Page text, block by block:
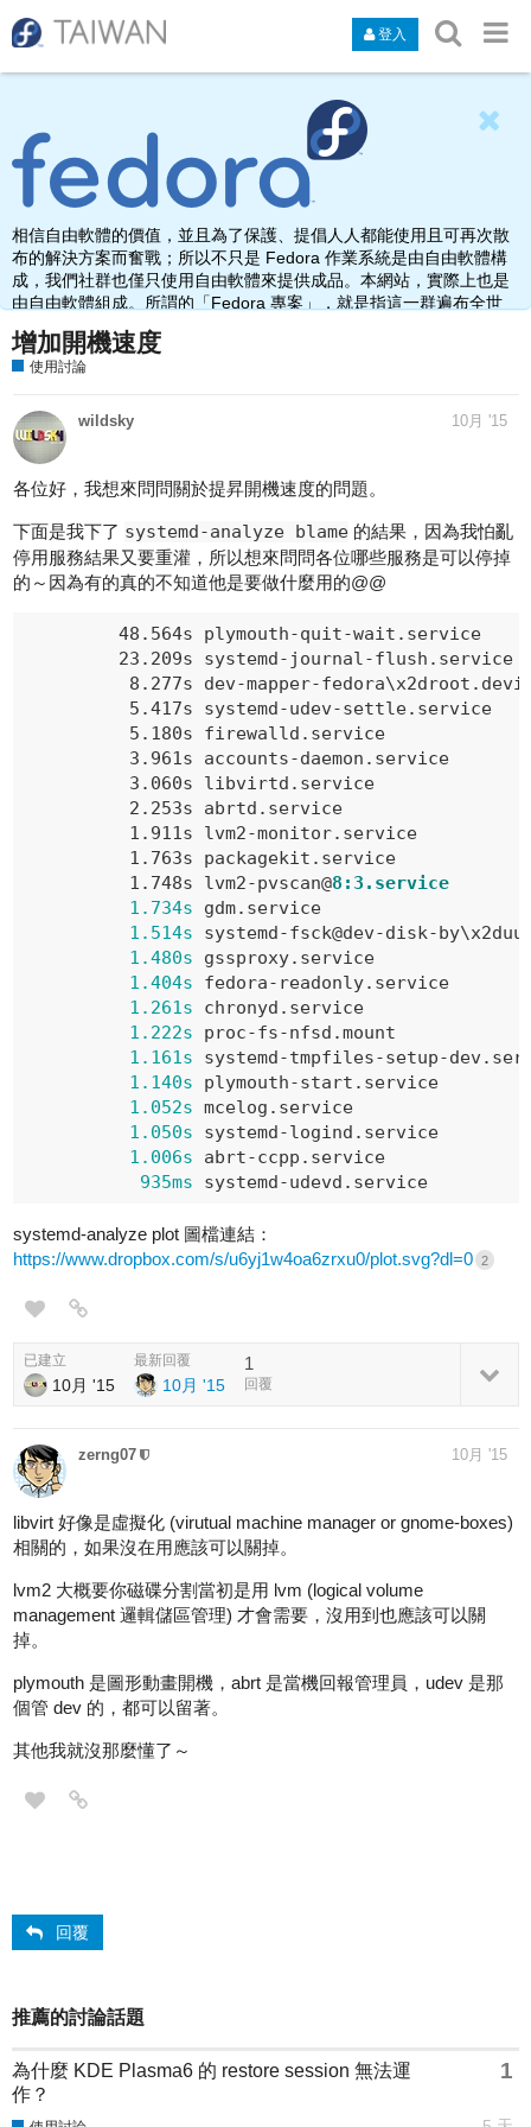
登入
相信自由軟體的價值，並且為了保護、提倡人人都能使用且可再次散
布的解決方案而奮戰；所以不只是 Fedora 作業系統是由自由軟體構
成，我們社群也僅只使用自由軟體來提供成品。本網站，實際上也是
由自由軟體組成。所謂的「Fedora 專案」，就是指這一群遍布全世
界，由於熱愛、使用、打造自由軟體而聚集在此之人的名稱。
增加開機速度
使用討論
wildsky 10月 '15
各位好，我想來問問關於提昇開機速度的問題。
下面是我下了 systemd-analyze blame 的結果，因為我怕亂
停用服務結果又要重灌，所以想來問問各位哪些服務是可以停掉
的～因為有的真的不知道他是要做什麼用的@@
         48
.564s plymouth-quit-wait .service
         23
.209s systemd-journal-flush .service
          8
.277s dev-mapper-fedora\x2droot
          5
.417s systemd-udev-settle.service
          5
.180s firewalld .service
          3
.961s accounts-daemon .service
          3
.060s libvirtd .service
          2
.253s abrtd .service
          1
.911s lvm2-monitor.service
          1
.763s packagekit .service
          1
.748s lvm2-pvscan@8:3.service
1.734s gdm.service
1.514s systemd-fsck@dev-disk-
1.480s gssproxy.service
1.404s fedora-readonly.service
1.261s chronyd.service
1.222s proc-fs-nfsd.mount
1.161s systemd-tmpfiles-setup-
1.140s plymouth-start.service
1.052s mcelog.service
1.050s systemd-logind.service
1.006s abrt-ccpp.service
935ms systemd-udevd.service
systemd-analyze plot 圖檔連結：
https://www.dropbox.com/s/u6yj1w4oa6zrxu0/plot.svg?dl=0 2
已建立
10月 '15
最新回覆
10月 '15
1
回覆
zerng07 10月 '15
libvirt 好像是虛擬化 (virutual machine manager or gnome-boxes)
相關的，如果沒在用應該可以關掉。
lvm2 大概要你磁碟分割當初是用 lvm (logical volume
management 邏輯儲區管理) 才會需要，沒用到也應該可以關
掉。
plymouth 是圖形動畫開機，abrt 是當機回報管理員，udev 是那
個管 dev 的，都可以留著。
其他我就沒那麼懂了～
回覆
推薦的討論話題
為什麼 KDE Plasma6 的 restore session 無法運
作？
1